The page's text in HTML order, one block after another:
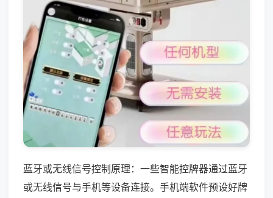
蓝牙或无线信号控制原理：一些智能控牌器通过蓝牙
或无线信号与手机等设备连接。手机端软件预设好牌